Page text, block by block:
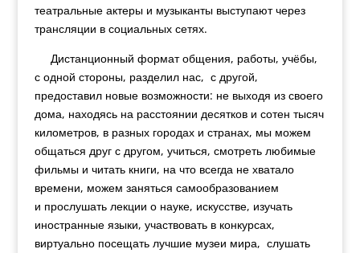
театральные актеры и музыканты выступают через
трансляции в социальных сетях.
Дистанционный формат общения, работы, учёбы,
с одной стороны, разделил нас, с другой,
предоставил новые возможности: не выходя из своего
дома, находясь на расстоянии десятков и сотен тысяч
километров, в разных городах и странах, мы можем
общаться друг с другом, учиться, смотреть любимые
фильмы и читать книги, на что всегда не хватало
времени, можем заняться самообразованием
и прослушать лекции о науке, искусстве, изучать
иностранные языки, участвовать в конкурсах,
виртуально посещать лучшие музеи мира, слушать